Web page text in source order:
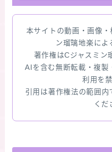
本サイトの動画・画像
ン瑠璃地楽によ
著作権はCジャスミン
AIを含む無断転載・複製
利用を
引用は著作権法の範囲内
くだ